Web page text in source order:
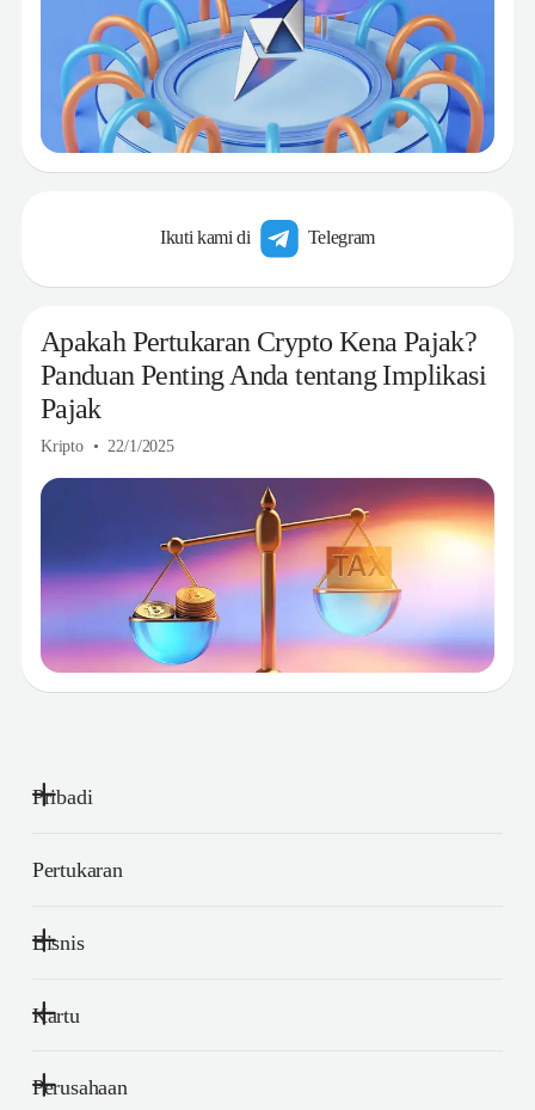
Ikuti kami di Telegram
Apakah Pertukaran Crypto Kena Pajak?
Panduan Penting Anda tentang Implikasi
Pajak
Kripto 22/1/2025
Pribadi
Pertukaran
Bisnis
Kartu
Perusahaan